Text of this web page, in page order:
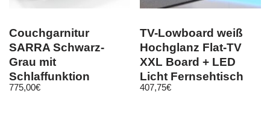
Couchgarnitur
SARRA Schwarz-
Grau mit
Schlaffunktion
Ottomane Links
775,00€
TV-Lowboard weiß
Hochglanz Flat-TV
XXL Board + LED
Licht Fernsehtisch
280 cm Bird
407,75€